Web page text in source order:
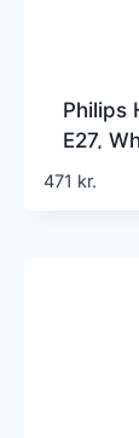
Philips
E27,
810lm,
471 kr.